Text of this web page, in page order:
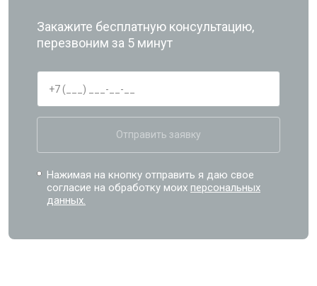
Закажите бесплатную консультацию,
перезвоним за 5 минут
Отправить заявку
Нажимая на кнопку отправить я даю свое
согласие на обработку моихперсональных
данных.